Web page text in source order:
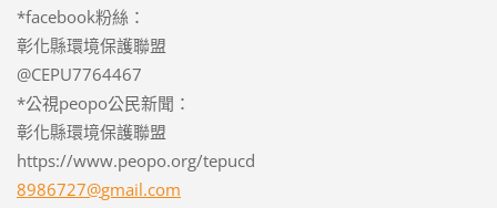
*facebook粉絲：
彰化縣環境保護聯盟
@CEPU7764467
*公視peopo公民新聞：
彰化縣環境保護聯盟
https://www.peopo.org/tepucd
8986727@gmail.com